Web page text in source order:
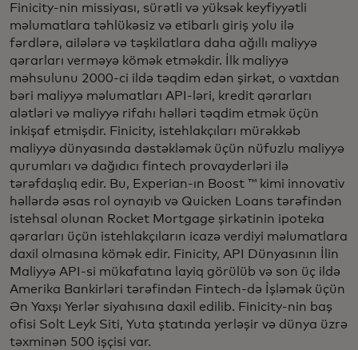
Finicity-nin missiyası, sürətli və yüksək keyfiyyətli
məlumatlara təhlükəsiz və etibarlı giriş yolu ilə
fərdlərə, ailələrə və təşkilatlara daha ağıllı maliyyə
qərarları verməyə kömək etməkdir. İlk maliyyə
məhsulunu 2000-ci ildə təqdim edən şirkət, o vaxtdan
bəri maliyyə məlumatları API-ləri, kredit qərarları
alətləri və maliyyə rifahı həlləri təqdim etmək üçün
inkişaf etmişdir. Finicity, istehlakçıları mürəkkəb
maliyyə dünyasında dəstəkləmək üçün nüfuzlu maliyyə
qurumları və dağıdıcı fintech provayderləri ilə
tərəfdaşlıq edir. Bu, Experian-ın Boost ™ kimi innovativ
həllərdə əsas rol oynayıb və Quicken Loans tərəfindən
istehsal olunan Rocket Mortgage şirkətinin ipoteka
qərarları üçün istehlakçıların icazə verdiyi məlumatlara
daxil olmasına kömək edir. Finicity, API Dünyasının İlin
Maliyyə API-si mükafatına layiq görülüb və son üç ildə
Amerika Bankirləri tərəfindən Fintech-də İşləmək üçün
Ən Yaxşı Yerlər siyahısına daxil edilib. Finicity-nin baş
ofisi Solt Leyk Siti, Yuta ştatında yerləşir və dünya üzrə
təxminən 500 işçisi var.